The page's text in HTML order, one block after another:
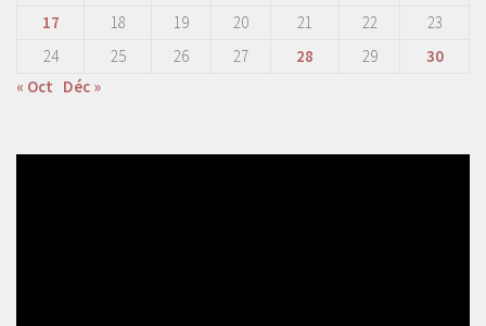
17
18 19 20 21 22
23
24
25 26 27 28 29
30
« Oct Déc »